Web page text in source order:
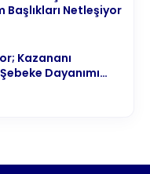
Başlıkları Netleşiyor
Kazananı
Dayanımı